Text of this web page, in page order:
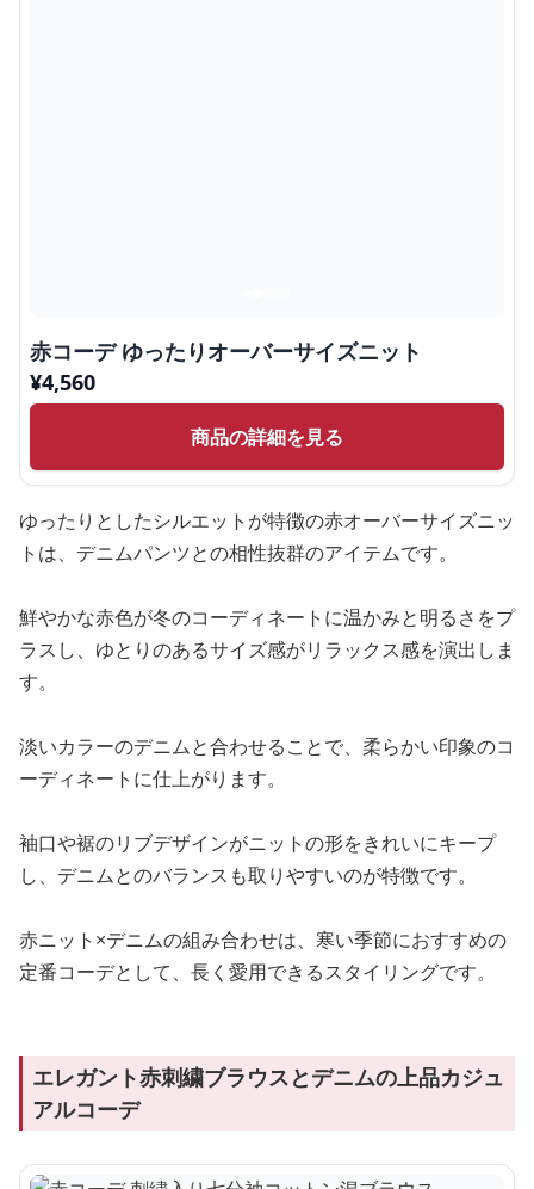
赤コーデ ゆったりオーバーサイズニット
¥4,560
商品の詳細を見る
ゆったりとしたシルエットが特徴の赤オーバーサイズニッ
トは、デニムパンツとの相性抜群のアイテムです。
鮮やかな赤色が冬のコーディネートに温かみと明るさをプ
ラスし、ゆとりのあるサイズ感がリラックス感を演出しま
す。
淡いカラーのデニムと合わせることで、柔らかい印象のコ
ーディネートに仕上がります。
袖口や裾のリブデザインがニットの形をきれいにキープ
し、デニムとのバランスも取りやすいのが特徴です。
赤ニット×デニムの組み合わせは、寒い季節におすすめの
定番コーデとして、長く愛用できるスタイリングです。
エレガント赤刺繍ブラウスとデニムの上品カジュ
アルコーデ